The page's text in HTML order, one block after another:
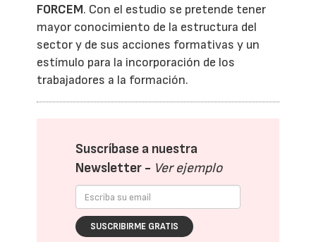
FORCEM. Con el estudio se pretende tener
mayor conocimiento de la estructura del
sector y de sus acciones formativas y un
estímulo para la incorporación de los
trabajadores a la formación.
Suscríbase a nuestra
Newsletter - Ver ejemplo
SUSCRIBIRME GRATIS